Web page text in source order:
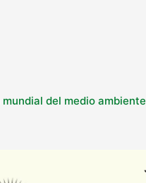
mundial del medio ambiente